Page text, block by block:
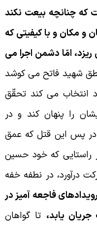
چنانچه بيعت نكند
مكان و با كيفيتى كه
امّا دشمن اجرا مى
شهيد فاتح مى كوشد
مى كند تحقّق
را پنهان كند و در
پس اين قتل كه عمق
كه خود حسين
درآورد، در نطفه خفه
فاجعه آميز در
يابد،تا گواهان